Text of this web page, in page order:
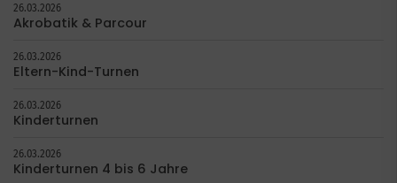
26.03.2026
Akrobatik & Parcour
26.03.2026
Eltern-Kind-Turnen
26.03.2026
Kinderturnen
26.03.2026
Kinderturnen 4 bis 6 Jahre